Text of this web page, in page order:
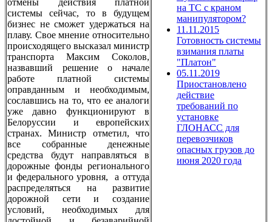
системы сейчас, то в будущем
бизнес не сможет удержаться на
плаву. Свое мнение относительно
происходящего высказал министр
транспорта Максим Соколов,
назвавший решение о начале
работе платной системы
оправданным и необходимым,
сославшись на то, что ее аналоги
уже давно функционируют в
Белоруссии и европейских
странах. Министр отметил, что
все собранные денежные
средства будут направляться в
дорожные фонды регионального
и федерального уровня, а оттуда
распределяться на развитие
дорожной сети и создание
условий, необходимых для
на ТС с краном
манипулятором?
11.11.2015
Готовность системы
взимания платы
"Платон"
05.11.2019
Приостановлено
действие
требований по
установке
ГЛОНАСС для
перевозчиков
опасных грузов до
июня 2020 года